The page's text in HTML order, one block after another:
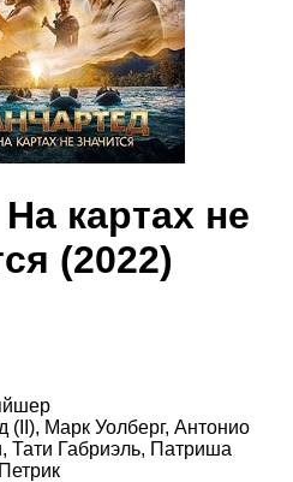
картах не
(2022)
(II), Марк Уолберг, Антонио
Габриэль, Патриша